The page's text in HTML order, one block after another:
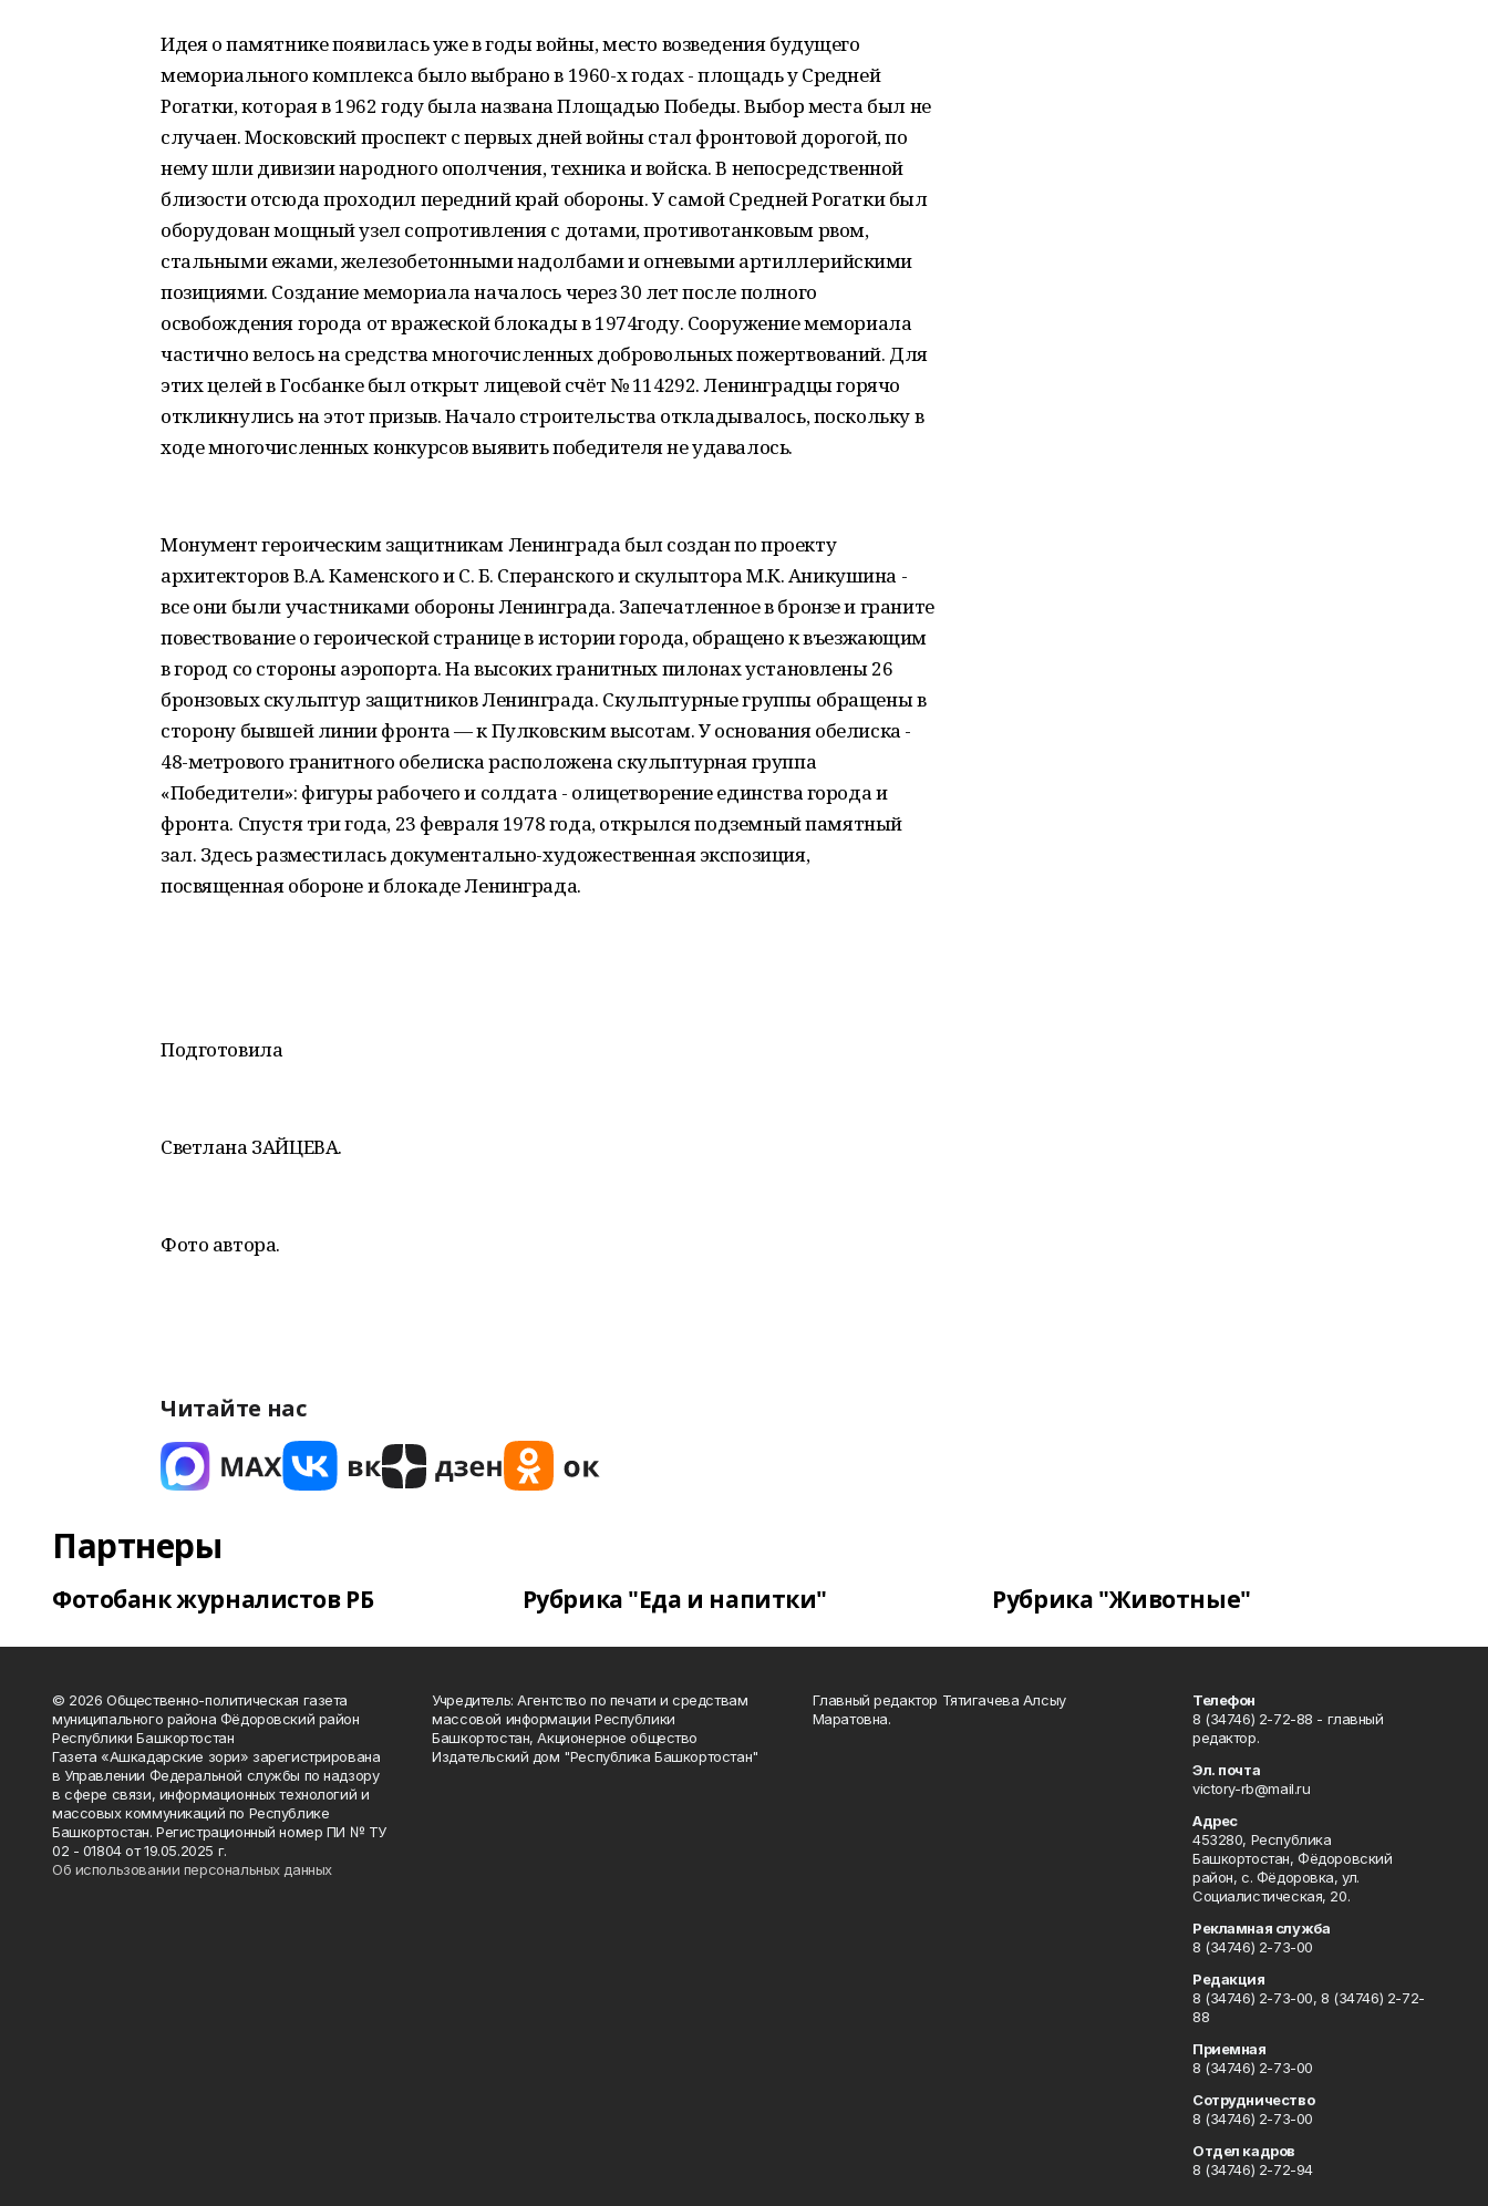
Идея о памятнике появилась уже в годы войны, место возведения будущего
мемориального комплекса было выбрано в 1960-х годах - площадь у Средней
Рогатки, которая в 1962 году была названа Площадью Победы. Выбор места был не
случаен. Московский проспект с первых дней войны стал фронтовой дорогой, по
нему шли дивизии народного ополчения, техника и войска. В непосредственной
близости отсюда проходил передний край обороны. У самой Средней Рогатки был
оборудован мощный узел сопротивления с дотами, противотанковым рвом,
стальными ежами, железобетонными надолбами и огневыми артиллерийскими
позициями. Создание мемориала началось через 30 лет после полного
освобождения города от вражеской блокады в 1974году. Сооружение мемориала
частично велось на средства многочисленных добровольных пожертвований. Для
этих целей в Госбанке был открыт лицевой счёт № 114292. Ленинградцы горячо
откликнулись на этот призыв. Начало строительства откладывалось, поскольку в
ходе многочисленных конкурсов выявить победителя не удавалось.
Монумент героическим защитникам Ленинграда был создан по проекту
архитекторов В.А. Каменского и С. Б. Сперанского и скульптора М.К. Аникушина -
все они были участниками обороны Ленинграда. Запечатленное в бронзе и граните
повествование о героической странице в истории города, обращено к въезжающим
в город со стороны аэропорта. На высоких гранитных пилонах установлены 26
бронзовых скульптур защитников Ленинграда. Скульптурные группы обращены в
сторону бывшей линии фронта — к Пулковским высотам. У основания обелиска -
48-метрового гранитного обелиска расположена скульптурная группа
«Победители»: фигуры рабочего и солдата - олицетворение единства города и
фронта. Спустя три года, 23 февраля 1978 года, открылся подземный памятный
зал. Здесь разместилась документально-художественная экспозиция,
посвященная обороне и блокаде Ленинграда.
Подготовила
Светлана ЗАЙЦЕВА.
Фото автора.
Читайте нас
Партнеры
Фотобанк журналистов РБ Рубрика "Еда и напитки" Рубрика "Животные"
© 2026 Общественно-политическая газета
муниципального района Фёдоровский район
Республики Башкортостан
Газета «Ашкадарские зори» зарегистрирована
в Управлении Федеральной службы по надзору
в сфере связи, информационных технологий и
массовых коммуникаций по Республике
Башкортостан. Регистрационный номер ПИ № ТУ
02 - 01804 от 19.05.2025 г.
Об использовании персональных данных
Учредитель: Агентство по печати и средствам
массовой информации Республики
Башкортостан, Акционерное общество
Издательский дом "Республика Башкортостан"
Главный редактор Тятигачева Алсыу
Маратовна.
Телефон
8 (34746) 2-72-88 - главный
редактор.
Эл. почта
victory-rb@mail.ru
Адрес
453280, Республика
Башкортостан, Фёдоровский
район, с. Фёдоровка, ул.
Социалистическая, 20.
Рекламная служба
8 (34746) 2-73-00
Редакция
8 (34746) 2-73-00, 8 (34746) 2-72-
88
Приемная
8 (34746) 2-73-00
Сотрудничество
8 (34746) 2-73-00
Отдел кадров
8 (34746) 2-72-94